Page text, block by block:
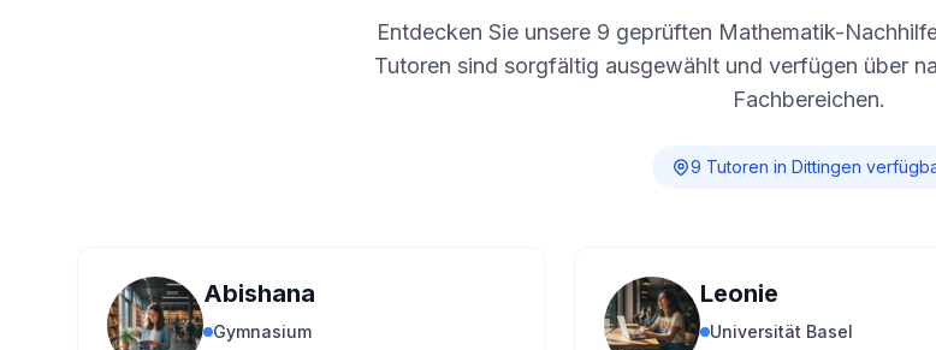
Entdecken Sie unsere 9 geprüften Mathematik-
Tutoren sind sorgfältig ausgewählt und verfügen über
Fachbereichen.
9 Tutoren in Dittingen
Abishana
Gymnasium
Leonie
Universität Basel